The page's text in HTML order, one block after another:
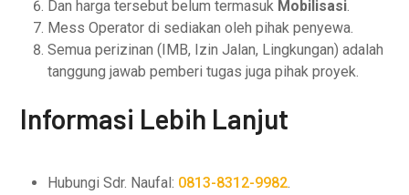
Dan harga tersebut belum termasuk Mobilisasi.
Mess Operator di sediakan oleh pihak penyewa.
Semua perizinan (IMB, Izin Jalan, Lingkungan) adalah
tanggung jawab pemberi tugas juga pihak proyek.
Informasi Lebih Lanjut
Hubungi Sdr. Naufal: 0813-8312-9982.